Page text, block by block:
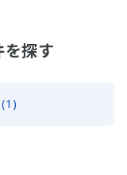
探す